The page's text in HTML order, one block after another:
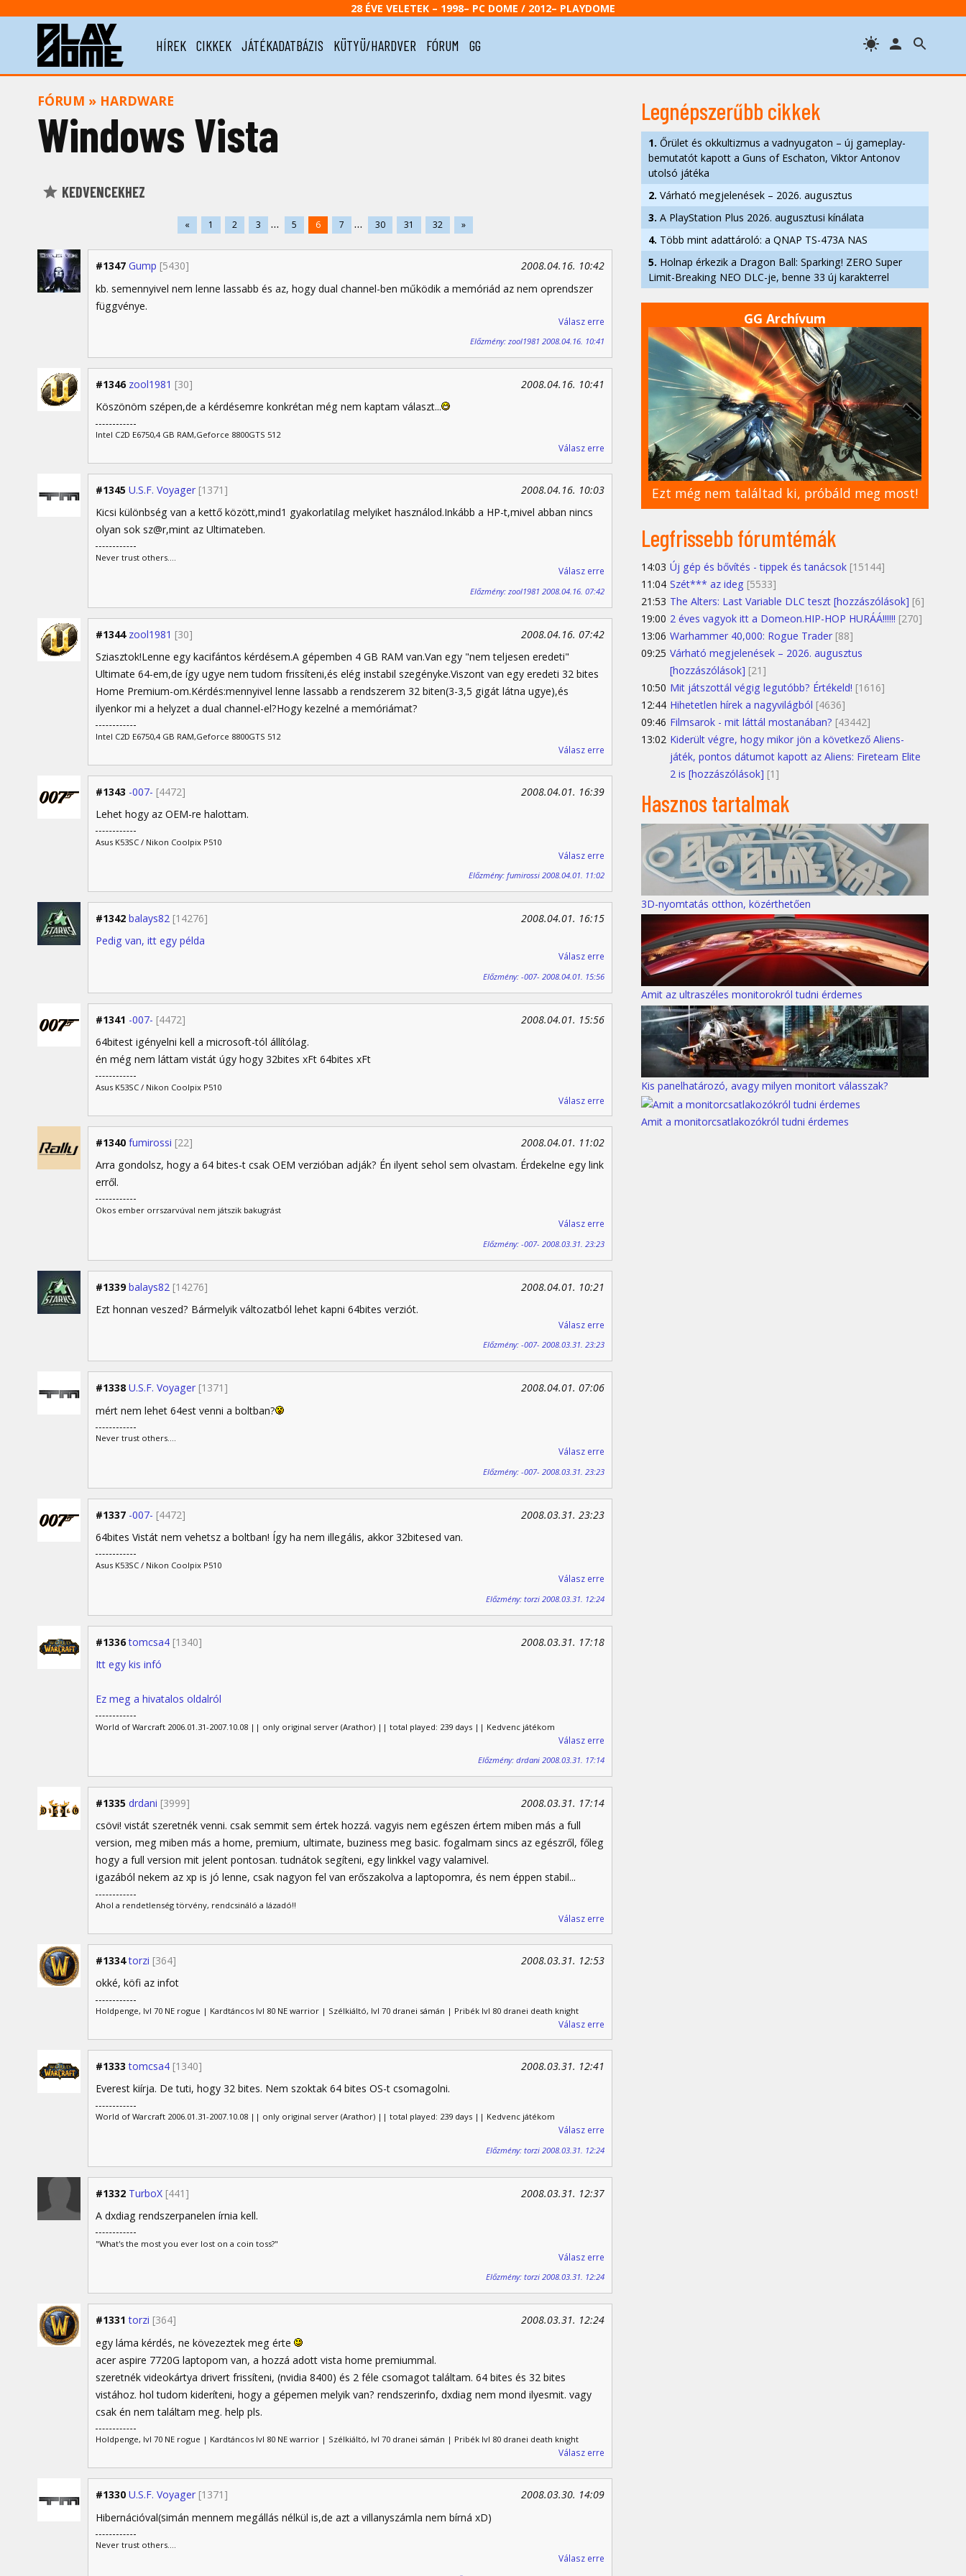
28 ÉVE VELETEK – 1998– PC DOME / 2012– PLAYDOME
HÍREK CIKKEK JÁTÉKADATBÁZIS KÜTYÜ/HARDVER FÓRUM GG
FÓRUM » HARDWARE
Windows Vista
KEDVENCEKHEZ
« 1 2 3 ... 5 6 7 ... 30 31 32 »
#1347 Gump [5430]
2008.04.16. 10:42
kb. semennyivel nem lenne lassabb és az, hogy dual channel-ben működik a memóriád az nem oprendszer
függvénye.
Válasz erre
Előzmény: zool1981 2008.04.16. 10:41
#1346 zool1981 [30]
2008.04.16. 10:41
Köszönöm szépen,de a kérdésemre konkrétan még nem kaptam választ...
Intel C2D E6750,4 GB RAM,Geforce 8800GTS 512
Válasz erre
#1345 U.S.F. Voyager [1371]
2008.04.16. 10:03
Kicsi különbség van a kettő között,mind1 gyakorlatilag melyiket használod.Inkább a HP-t,mivel abban nincs
olyan sok sz@r,mint az Ultimateben.
Never trust others....
Válasz erre
Előzmény: zool1981 2008.04.16. 07:42
#1344 zool1981 [30]
2008.04.16. 07:42
Sziasztok!Lenne egy kacifántos kérdésem.A gépemben 4 GB RAM van.Van egy "nem teljesen eredeti"
Ultimate 64-em,de így ugye nem tudom frissíteni,és elég instabil szegényke.Viszont van egy eredeti 32 bites
Home Premium-om.Kérdés:mennyivel lenne lassabb a rendszerem 32 biten(3-3,5 gigát látna ugye),és
ilyenkor mi a helyzet a dual channel-el?Hogy kezelné a memóriámat?
Intel C2D E6750,4 GB RAM,Geforce 8800GTS 512
Válasz erre
#1343 -007- [4472]
2008.04.01. 16:39
Lehet hogy az OEM-re halottam.
Asus K53SC / Nikon Coolpix P510
Válasz erre
Előzmény: fumirossi 2008.04.01. 11:02
#1342 balays82 [14276]
2008.04.01. 16:15
Pedig van, itt egy példa
Válasz erre
Előzmény: -007- 2008.04.01. 15:56
#1341 -007- [4472]
2008.04.01. 15:56
64bitest igényelni kell a microsoft-tól állítólag.
én még nem láttam vistát úgy hogy 32bites xFt 64bites xFt
Asus K53SC / Nikon Coolpix P510
Válasz erre
#1340 fumirossi [22]
2008.04.01. 11:02
Arra gondolsz, hogy a 64 bites-t csak OEM verzióban adják? Én ilyent sehol sem olvastam. Érdekelne egy link
erről.
Okos ember orrszarvúval nem játszik bakugrást
Válasz erre
Előzmény: -007- 2008.03.31. 23:23
#1339 balays82 [14276]
2008.04.01. 10:21
Ezt honnan veszed? Bármelyik változatból lehet kapni 64bites verziót.
Válasz erre
Előzmény: -007- 2008.03.31. 23:23
#1338 U.S.F. Voyager [1371]
2008.04.01. 07:06
mért nem lehet 64est venni a boltban?
Never trust others....
Válasz erre
Előzmény: -007- 2008.03.31. 23:23
#1337 -007- [4472]
2008.03.31. 23:23
64bites Vistát nem vehetsz a boltban! Így ha nem illegális, akkor 32bitesed van.
Asus K53SC / Nikon Coolpix P510
Válasz erre
Előzmény: torzi 2008.03.31. 12:24
#1336 tomcsa4 [1340]
2008.03.31. 17:18
Itt egy kis infó
Ez meg a hivatalos oldalról
World of Warcraft 2006.01.31-2007.10.08 || only original server (Arathor) || total played: 239 days || Kedvenc játékom
Válasz erre
Előzmény: drdani 2008.03.31. 17:14
#1335 drdani [3999]
2008.03.31. 17:14
csövi! vistát szeretnék venni. csak semmit sem értek hozzá. vagyis nem egészen értem miben más a full
version, meg miben más a home, premium, ultimate, buziness meg basic. fogalmam sincs az egészről, főleg
hogy a full version mit jelent pontosan. tudnátok segíteni, egy linkkel vagy valamivel.
igazából nekem az xp is jó lenne, csak nagyon fel van erőszakolva a laptopomra, és nem éppen stabil...
Ahol a rendetlenség törvény, rendcsináló a lázadó!!
Válasz erre
#1334 torzi [364]
2008.03.31. 12:53
okké, köfi az infot
Holdpenge, lvl 70 NE rogue | Kardtáncos lvl 80 NE warrior | Szélkiáltó, lvl 70 dranei sámán | Pribék lvl 80 dranei death knight
Válasz erre
#1333 tomcsa4 [1340]
2008.03.31. 12:41
Everest kiírja. De tuti, hogy 32 bites. Nem szoktak 64 bites OS-t csomagolni.
World of Warcraft 2006.01.31-2007.10.08 || only original server (Arathor) || total played: 239 days || Kedvenc játékom
Válasz erre
Előzmény: torzi 2008.03.31. 12:24
#1332 TurboX [441]
2008.03.31. 12:37
A dxdiag rendszerpanelen írnia kell.
"What's the most you ever lost on a coin toss?"
Válasz erre
Előzmény: torzi 2008.03.31. 12:24
#1331 torzi [364]
2008.03.31. 12:24
egy láma kérdés, ne kövezeztek meg érte
acer aspire 7720G laptopom van, a hozzá adott vista home premiummal.
szeretnék videokártya drivert frissíteni, (nvidia 8400) és 2 féle csomagot találtam. 64 bites és 32 bites
vistához. hol tudom kideríteni, hogy a gépemen melyik van? rendszerinfo, dxdiag nem mond ilyesmit. vagy
csak én nem találtam meg. help pls.
Holdpenge, lvl 70 NE rogue | Kardtáncos lvl 80 NE warrior | Szélkiáltó, lvl 70 dranei sámán | Pribék lvl 80 dranei death knight
Válasz erre
#1330 U.S.F. Voyager [1371]
2008.03.30. 14:09
Hibernációval(simán mennem megállás nélkül is,de azt a villanyszámla nem bírná xD)
Never trust others....
Válasz erre
Legnépszerűbb cikkek
1. Őrület és okkultizmus a vadnyugaton – új gameplay-
bemutatót kapott a Guns of Eschaton, Viktor Antonov
utolsó játéka
2. Várható megjelenések – 2026. augusztus
3. A PlayStation Plus 2026. augusztusi kínálata
4. Több mint adattároló: a QNAP TS-473A NAS
5. Holnap érkezik a Dragon Ball: Sparking! ZERO Super
Limit-Breaking NEO DLC-je, benne 33 új karakterrel
GG Archívum
Ezt még nem találtad ki, próbáld meg most!
Legfrissebb fórumtémák
14:03 Új gép és bővítés - tippek és tanácsok [15144]
11:04 Szét*** az ideg [5533]
21:53 The Alters: Last Variable DLC teszt [hozzászólások] [6]
19:00 2 éves vagyok itt a Domeon.HIP-HOP HURÁÁ!!!!!! [270]
13:06 Warhammer 40,000: Rogue Trader [88]
09:25 Várható megjelenések – 2026. augusztus
[hozzászólások] [21]
10:50 Mit játszottál végig legutóbb? Értékeld! [1616]
12:44 Hihetetlen hírek a nagyvilágból [4636]
09:46 Filmsarok - mit láttál mostanában? [43442]
13:02 Kiderült végre, hogy mikor jön a következő Aliens-
játék, pontos dátumot kapott az Aliens: Fireteam Elite
2 is [hozzászólások] [1]
Hasznos tartalmak
3D-nyomtatás otthon, közérthetően
Amit az ultraszéles monitorokról tudni érdemes
Kis panelhatározó, avagy milyen monitort válasszak?
Amit a monitorcsatlakozókról tudni érdemes